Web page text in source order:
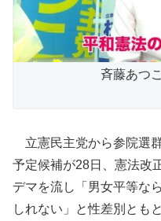
斉藤あつ
立憲民主党から参院選
予定候補が28日、憲法改
デマを流し「男女平等な
しれない」と性差別とも